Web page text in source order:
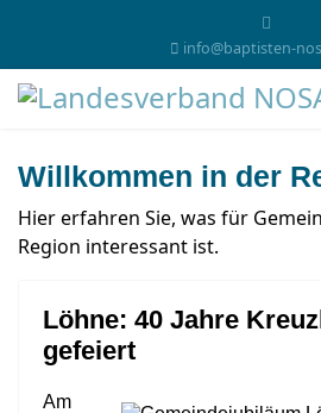
info@baptisten-
Willkommen in der
Hier erfahren Sie, was für
Region interessant ist.
Löhne: 40 Jahre
gefeiert
Am